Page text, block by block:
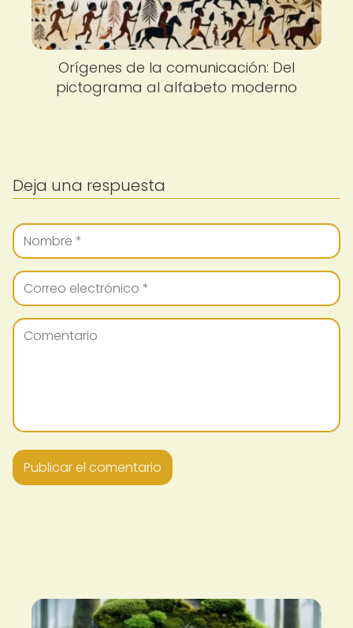
Orígenes de la comunicación: Del
pictograma al alfabeto moderno
Deja una respuesta